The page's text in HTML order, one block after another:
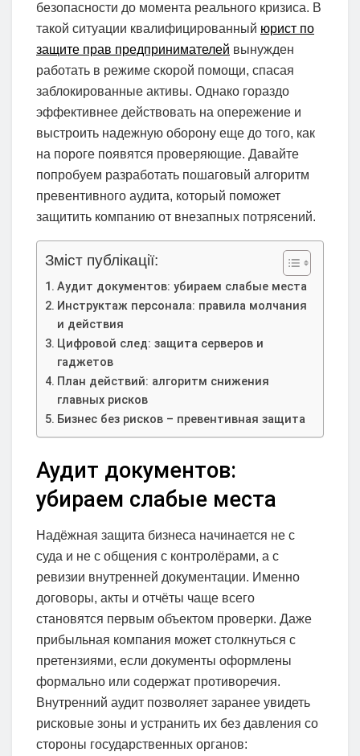
безопасности до момента реального кризиса. В
такой ситуации квалифицированный юрист по
защите прав предпринимателей вынужден
работать в режиме скорой помощи, спасая
заблокированные активы. Однако гораздо
эффективнее действовать на опережение и
выстроить надежную оборону еще до того, как
на пороге появятся проверяющие. Давайте
попробуем разработать пошаговый алгоритм
превентивного аудита, который поможет
защитить компанию от внезапных потрясений.
Зміст публікації:
Аудит документов: убираем слабые места
Инструктаж персонала: правила молчания
и действия
Цифровой след: защита серверов и
гаджетов
План действий: алгоритм снижения
главных рисков
Бизнес без рисков – превентивная защита
Аудит документов:
убираем слабые места
Надёжная защита бизнеса начинается не с
суда и не с общения с контролёрами, а с
ревизии внутренней документации. Именно
договоры, акты и отчёты чаще всего
становятся первым объектом проверки. Даже
прибыльная компания может столкнуться с
претензиями, если документы оформлены
формально или содержат противоречия.
Внутренний аудит позволяет заранее увидеть
рисковые зоны и устранить их без давления со
стороны государственных органов: